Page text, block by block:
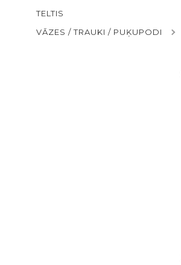
TELTIS
VĀZES / TRAUKI / PUĶUPODI